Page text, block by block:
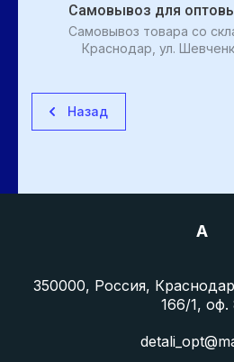
Самовывоз для
Самовывоз товара со
Краснодар, ул.
Назад
A
350000, Россия,
166/1, оф.